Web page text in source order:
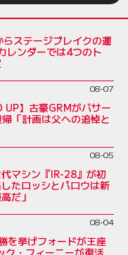
ステージブレイクの運
レンダーでは4つのト
08-07
UP】古豪GRMがバサー
「計画は父への追悼と
08-05
マシン『IR-28』が初
たロッシとパロウは新
だ」
08-04
を挙げフォードが王座
・フィーニーが復活